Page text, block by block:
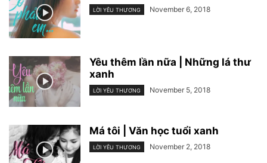
LỜI YÊU THƯƠNG November 6, 2018
Yêu thêm lần nữa | Những lá thư
xanh
LỜI YÊU THƯƠNG November 5, 2018
Má tôi | Văn học tuổi xanh
LỜI YÊU THƯƠNG November 2, 2018